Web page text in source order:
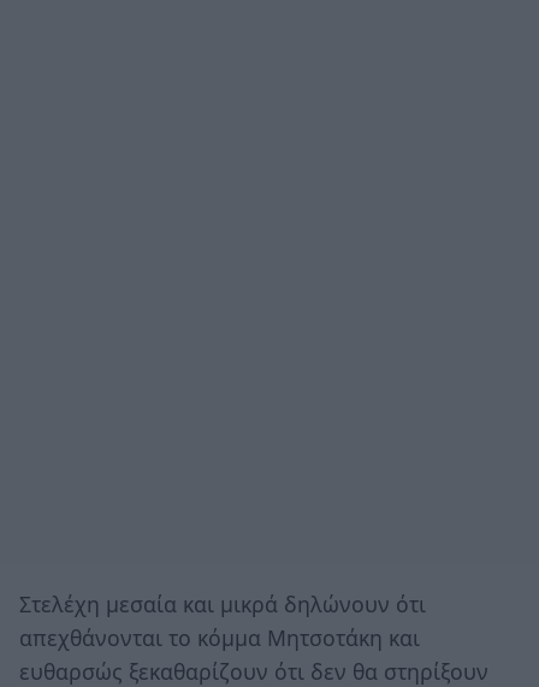
Στελέχη μεσαία και μικρά δηλώνουν ότι
απεχθάνονται το κόμμα Μητσοτάκη και
ευθαρσώς ξεκαθαρίζουν ότι δεν θα στηρίξουν